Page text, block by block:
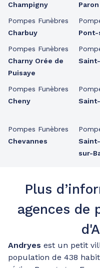
Champigny
Pompes Funèbres
Charbuy
Pompes Funèbres
Charny Orée de
Puisaye
Pompes Funèbres
Cheny
Pompes Funèbres
Chevannes
Paron
Pont-
sur-
Plus
agences de
Andryes est un petit
population de 438